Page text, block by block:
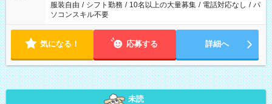
服装自由 / シフト勤務 / 10名以上の大量募集 / 電話対応なし / パ
ソコンスキル不要
気になる！ 応募する 詳細へ
未読